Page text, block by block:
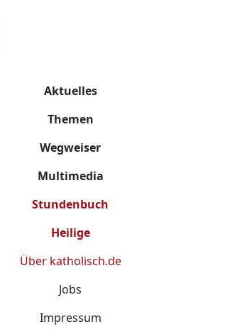
Aktuelles
Themen
Wegweiser
Multimedia
Stundenbuch
Heilige
Über katholisch.de
Jobs
Impressum